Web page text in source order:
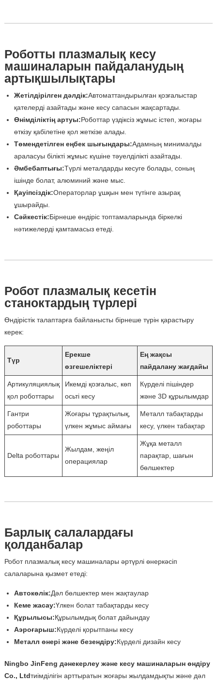
Роботты плазмалық кесу
машиналарын пайдаланудың
артықшылықтары
Жетілдірілген дәлдік:Автоматтандырылған қозғалыстар
қателерді азайтады және кесу сапасын жақсартады.
Өнімділіктің артуы:Роботтар үздіксіз жұмыс істеп, жоғары
өткізу қабілетіне қол жеткізе алады.
Төмендетілген еңбек шығындары:Адамның минималды
араласуы білікті жұмыс күшіне тәуелділікті азайтады.
Әмбебаптығы:Түрлі металдарды кесуге болады, соның
ішінде болат, алюминий және мыс.
Қауіпсіздік:Операторлар ұшқын мен түтінге азырақ
ұшырайды.
Сәйкестік:Бірнеше өндіріс топтамаларында біркелкі
нәтижелерді қамтамасыз етеді.
Робот плазмалық кесетін
станоктардың түрлері
Өндірістік талаптарға байланысты бірнеше түрін қарастыру
керек:
Түр
Ерекше
өзгешеліктері
Ең жақсы
пайдалану жағдайы
Артикуляциялық
қол роботтары
Икемді қозғалыс, көп
осьті кесу
Күрделі пішіндер
және 3D құрылымдар
Гантри
роботтары
Жоғары тұрақтылық,
үлкен жұмыс аймағы
Металл табақтарды
кесу, үлкен табақтар
Delta роботтары
Жылдам, жеңіл
операциялар
Жұқа металл
парақтар, шағын
бөлшектер
Барлық салалардағы
қолданбалар
Робот плазмалық кесу машиналары әртүрлі өнеркәсіп
салаларына қызмет етеді:
Автокөлік:Дәл бөлшектер мен жақтаулар
Кеме жасау:Үлкен болат табақтарды кесу
Құрылысы:Құрылымдық болат дайындау
Аэроғарыш:Күрделі қорытпаны кесу
Металл өнері және безендіру:Күрделі дизайн кесу
Ningbo JinFeng дәнекерлеу және кесу машиналарын өндіру
Co., Ltdтиімділігін арттыратын жоғары жылдамдықты және дәл